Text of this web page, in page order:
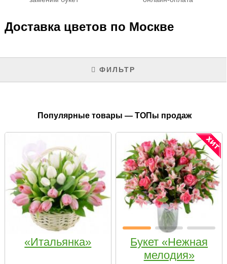
Доставка цветов по Москве
ФИЛЬТР
Популярные товары — ТОПы продаж
«Итальянка»
Букет «Нежная
мелодия»